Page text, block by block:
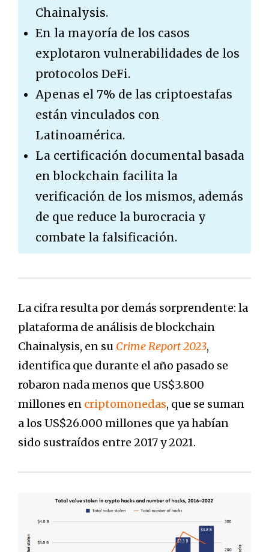
Chainalysis.
En la mayoría de los casos
explotaron vulnerabilidades de los
protocolos DeFi.
Apenas el 7% de las criptoestafas
están vinculados con
Latinoamérica.
La certificación documental basada
en blockchain facilita la
verificación de los mismos, además
de que reduce la burocracia y
combate la falsificación.
La cifra resulta por demás sorprendente: la
plataforma de análisis de blockchain
Chainalysis, en su Crime Report 2023,
identifica que durante el año pasado se
robaron nada menos que US$3.800
millones en criptomonedas, que se suman
a los US$26.000 millones que ya habían
sido sustraídos entre 2017 y 2021.